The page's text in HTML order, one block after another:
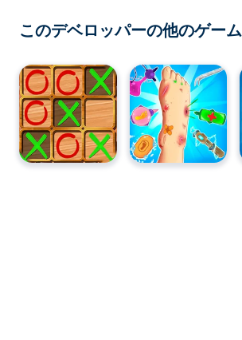
このデベロッパーの他のゲーム